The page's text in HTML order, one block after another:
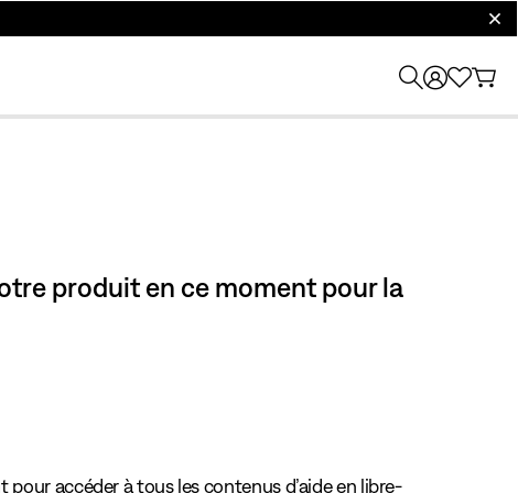
produit en ce moment pour la
accéder à tous les contenus d’aide en libre-